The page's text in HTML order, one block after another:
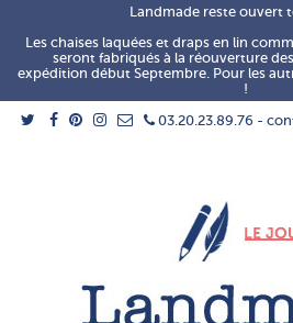
Landmade reste ouvert
Les chaises laquées et draps en lin
seront fabriqués à la réouverture
expédition début Septembre. Pour les
!
03.20.23.89.76 -